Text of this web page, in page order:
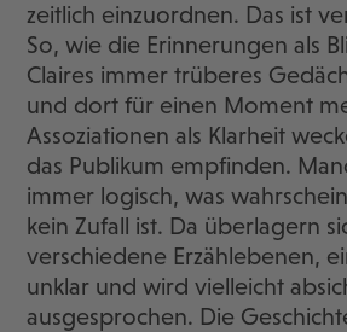
zeitlich einzuordnen. Das ist
So, wie die Erinnerungen als
Claires immer trüberes
und dort für einen Moment
Assoziationen als Klarheit
das Publikum empfinden.
immer logisch, was
kein Zufall ist. Da überlagern
verschiedene Erzählebenen,
unklar und wird vielleicht
ausgesprochen. Die